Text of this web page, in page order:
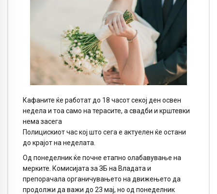
Кафаните ќе работат до 18 часот секој ден освен
недела и тоа само на терасите, а свадби и крштевки
нема засега
Полицискиот час кој што сега е актуелен ќе остани
до крајот на неделата.
Од понеделник ќе почне етапно олабавување на
мерките. Комисијата за ЗБ на Владата и
препорачала органичувањето на движењето да
продолжи да важи до 23 мај, но од понеделник